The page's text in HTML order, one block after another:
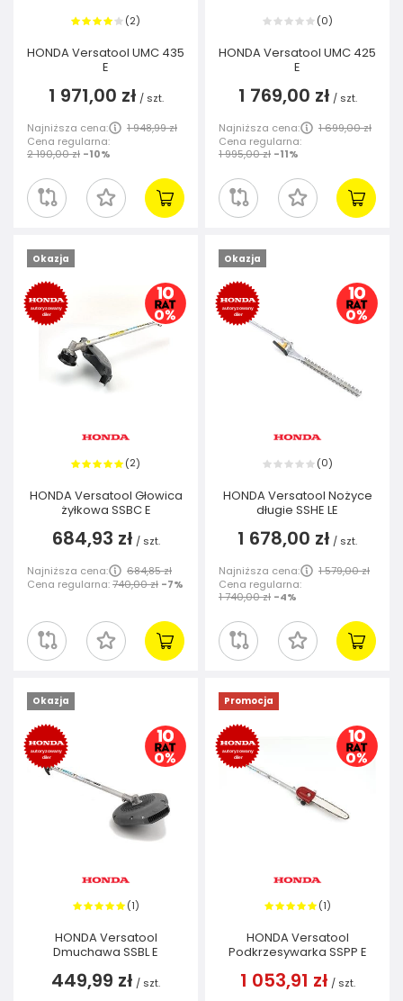
(2)
HONDA Versatool UMC 435
E
1 971,00 zł / szt.
Najniższa cena:
1 948,99 zł
Cena regularna:
2 190,00 zł -10%
(0)
HONDA Versatool UMC 425
E
1 769,00 zł / szt.
Najniższa cena:
1 699,00 zł
Cena regularna:
1 995,00 zł -11%
Okazja
(2)
HONDA Versatool Głowica
żyłkowa SSBC E
684,93 zł / szt.
Najniższa cena:
684,85 zł
Cena regularna:740,00 zł -7%
Okazja
(0)
HONDA Versatool Nożyce
długie SSHE LE
1 678,00 zł / szt.
Najniższa cena:
1 579,00 zł
Cena regularna:
1 740,00 zł -4%
Okazja
(1)
HONDA Versatool
Dmuchawa SSBL E
449,99 zł / szt.
Promocja
(1)
HONDA Versatool
Podkrzesywarka SSPP E
1 053,91 zł / szt.